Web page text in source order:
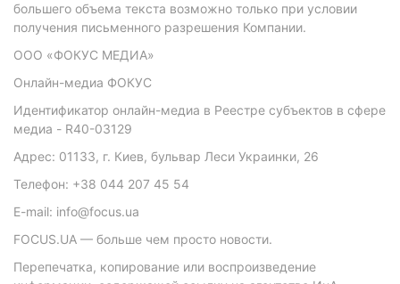
большего объема текста возможно только при условии
получения письменного разрешения Компании.
ООО «ФОКУС МЕДИА»
Онлайн-медиа ФОКУС
Идентификатор онлайн-медиа в Реестре субъектов в сфере
медиа - R40-03129
Адрес: 01133, г. Киев, бульвар Леси Украинки, 26
Телефон: +38 044 207 45 54
E-mail: info@focus.ua
FOCUS.UA — больше чем просто новости.
Перепечатка, копирование или воспроизведение